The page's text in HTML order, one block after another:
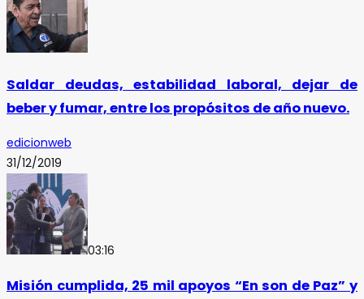
Saldar deudas, estabilidad laboral, dejar de
beber y fumar, entre los propósitos de año nuevo.
edicionweb
31/12/2019
03:16
Misión cumplida, 25 mil apoyos “En son de Paz” y